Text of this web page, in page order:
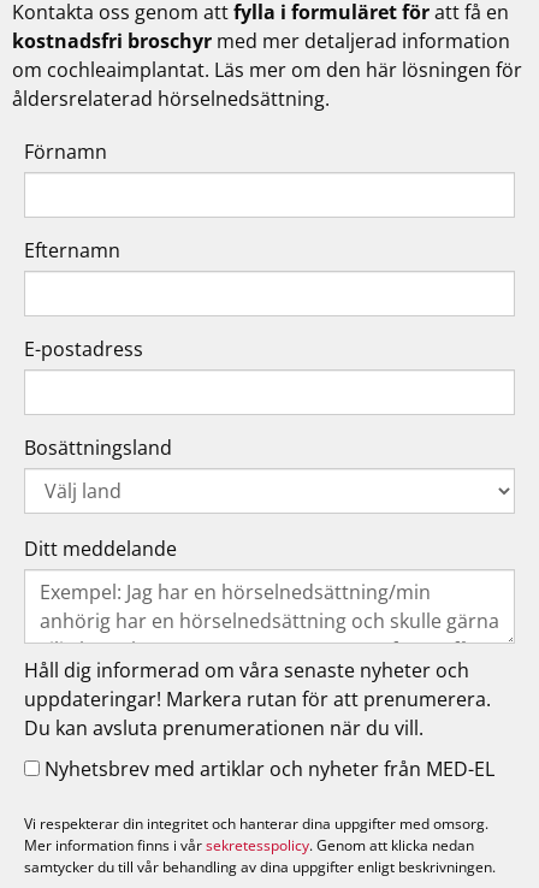
Kontakta oss genom attfylla i formuläret föratt få en
kostnadsfri broschyr med mer detaljerad information
om cochleaimplantat. Läs mer om den här lösningen för
åldersrelaterad hörselnedsättning.
Förnamn
Efternamn
E-postadress
Bosättningsland
Ditt meddelande
Håll dig informerad om våra senaste nyheter och
uppdateringar! Markera rutan för att prenumerera.
Du kan avsluta prenumerationen när du vill.
Nyhetsbrev med artiklar och nyheter från MED-EL
Vi respekterar din integritet och hanterar dina uppgifter med omsorg.
Mer information finns i vårsekretesspolicy. Genom att klicka nedan
samtycker du till vår behandling av dina uppgifter enligt beskrivningen.